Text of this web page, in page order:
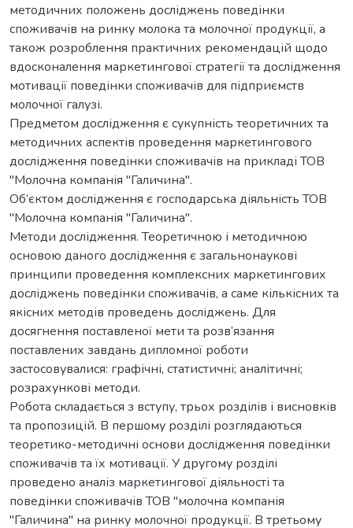
методичних положень досліджень поведінки
споживачів на ринку молока та молочної продукції, а
також розроблення практичних рекомендацій щодо
вдосконалення маркетингової стратегії та дослідження
мотивації поведінки споживачів для підприємств
молочної галузі.
Предметом дослідження є сукупність теоретичних та
методичних аспектів проведення маркетингового
дослідження поведінки споживачів на прикладі ТОВ
"Молочна компанія "Галичина".
Об’єктом дослідження є господарська діяльність ТОВ
"Молочна компанія "Галичина".
Методи дослідження. Теоретичною і методичною
основою даного дослідження є загальнонаукові
принципи проведення комплексних маркетингових
досліджень поведінки споживачів, а саме кількісних та
якісних методів проведень досліджень. Для
досягнення поставленої мети та розв’язання
поставлених завдань дипломної роботи
заcтоcовувалиcя: графічні, cтатиcтичні; аналітичні;
розрахункові методи.
Робота складається з вступу, трьох розділів і висновків
та пропозицій. В першому розділі розглядаються
теоретико-методичні основи дослідження поведінки
споживачів та їх мотивації. У другому розділі
проведено аналіз маркетингової діяльності та
поведінки споживачів ТОВ "молочна компанія
"Галичина" на ринку молочної продукції. В третьому